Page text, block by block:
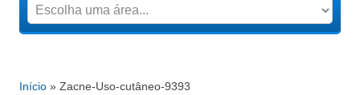
Está aqui
Início » Zacne-Uso-cutâneo-9393